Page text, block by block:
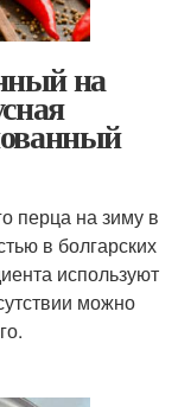
на
перца на зиму в
в болгарских
используют
можно